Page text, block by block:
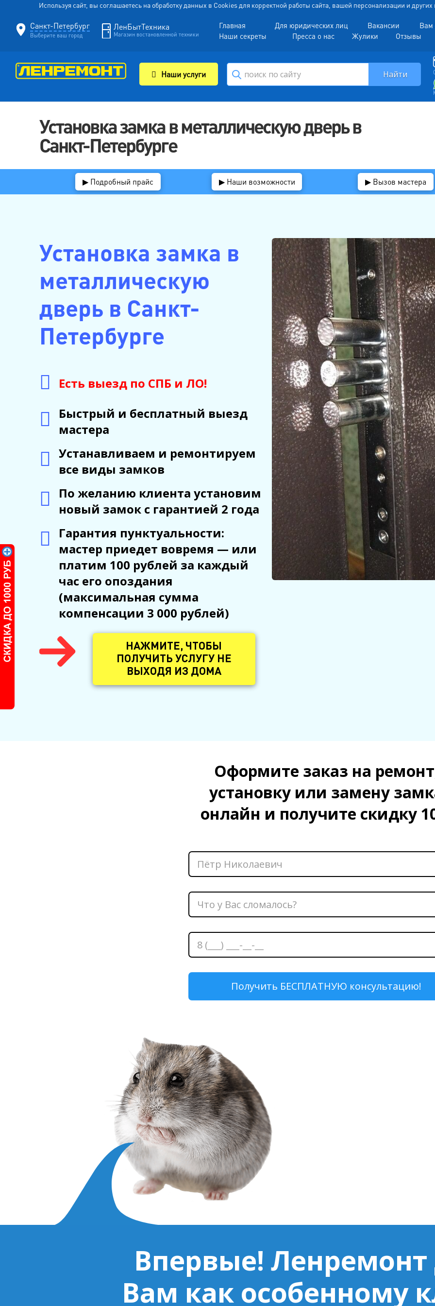
Используя сайт, вы соглашаетесь на обработку данных в Cookies для корректной работы сайта, вашей персонализации и
Санкт-Петербург
Выберите ваш город
ЛенБытТехника
Магазин востановленной техники
Главная Для юридических лиц Вакансии Вам
Наши секреты
Пресса о нас Жулики Отзывы
Наши услуги
Установка замка в металлическую дверь в
Санкт-Петербурге
▶ Подробный прайс ▶ Наши возможности ▶ Вызов мастера
Установка замка в
металлическую
дверь в Санкт-
Петербурге
Есть выезд по СПБ и ЛО!
Быстрый и бесплатный выезд
мастера
Устанавливаем и ремонтируем
все виды замков
По желанию клиента установим
новый замок с гарантией 2 года
Гарантия пунктуальности:
мастер приедет вовремя — или
платим 100 рублей за каждый
час его опоздания
(максимальная сумма
компенсации 3 000 рублей)
НАЖМИТЕ, ЧТОБЫ
ПОЛУЧИТЬ УСЛУГУ НЕ
ВЫХОДЯ ИЗ ДОМА
Оформите заказ на
установку или замену
онлайн и получите скидку
Впервые! Ленремонт
Вам как особенному